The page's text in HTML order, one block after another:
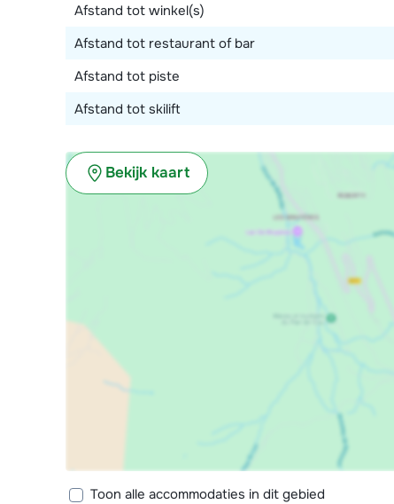
Afstand tot winkel(s)
Afstand tot restaurant of bar
Afstand tot piste
Afstand tot skilift
Bekijk kaart
Toon alle accommodaties in dit gebied